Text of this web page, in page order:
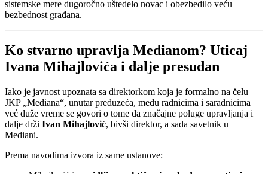
sistemske mere dugoročno uštedelo novac i obezbedilo veću
bezbednost građana.
Ko stvarno upravlja Medianom? Uticaj
Ivana Mihajlovića i dalje presudan
Iako je javnost upoznata sa direktorkom koja je formalno na čelu
JKP „Mediana“, unutar preduzeća, među radnicima i saradnicima
već duže vreme se govori o tome da značajne poluge upravljanja i
dalje drži Ivan Mihajlović, bivši direktor, a sada savetnik u
Mediani.
Prema navodima izvora iz same ustanove: